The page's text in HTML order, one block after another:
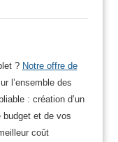
? Notre offre de
l’ensemble des
: création d’un
budget et de vos
coût